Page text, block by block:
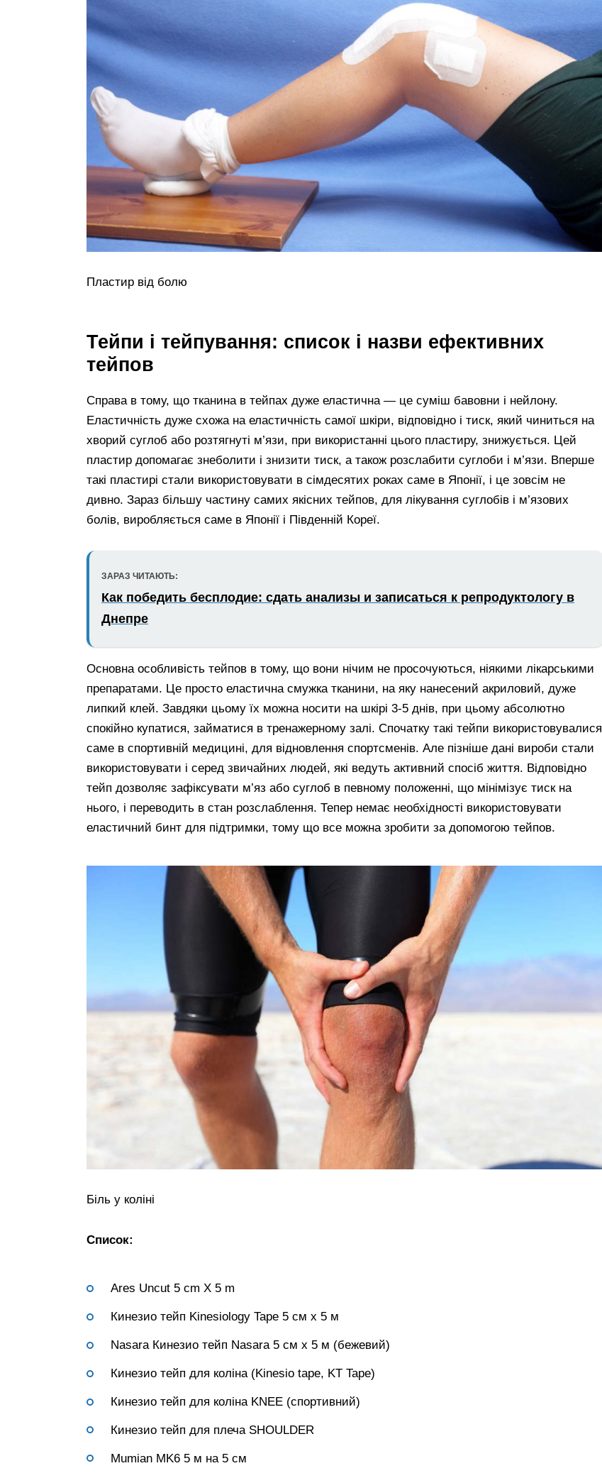
Пластир від болю
Тейпи і тейпування: список і назви ефективних
тейпов
Справа в тому, що тканина в тейпах дуже еластична — це суміш бавовни і нейлону.
Еластичність дуже схожа на еластичність самої шкіри, відповідно і тиск, який чиниться на
хворий суглоб або розтягнуті м’язи, при використанні цього пластиру, знижується. Цей
пластир допомагає знеболити і знизити тиск, а також розслабити суглоби і м’язи. Вперше
такі пластирі стали використовувати в сімдесятих роках саме в Японії, і це зовсім не
дивно. Зараз більшу частину самих якісних тейпов, для лікування суглобів і м’язових
болів, виробляється саме в Японії і Південній Кореї.
ЗАРАЗ ЧИТАЮТЬ:
Как победить бесплодие: сдать анализы и записаться к репродуктологу в
Днепре
Основна особливість тейпов в тому, що вони нічим не просочуються, ніякими лікарськими
препаратами. Це просто еластична смужка тканини, на яку нанесений акриловий, дуже
липкий клей. Завдяки цьому їх можна носити на шкірі 3-5 днів, при цьому абсолютно
спокійно купатися, займатися в тренажерному залі. Спочатку такі тейпи використовувалися
саме в спортивній медицині, для відновлення спортсменів. Але пізніше дані вироби стали
використовувати і серед звичайних людей, які ведуть активний спосіб життя. Відповідно
тейп дозволяє зафіксувати м’яз або суглоб в певному положенні, що мінімізує тиск на
нього, і переводить в стан розслаблення. Тепер немає необхідності використовувати
еластичний бинт для підтримки, тому що все можна зробити за допомогою тейпов.
Біль у коліні
Список:
Ares Uncut 5 cm X 5 m
Кинезио тейп Kinesiology Tape 5 см х 5 м
Nasara Кинезио тейп Nasara 5 см х 5 м (бежевий)
Кинезио тейп для коліна (Kinesio tape, KT Tape)
Кинезио тейп для коліна KNEE (спортивний)
Кинезио тейп для плеча SHOULDER
Mumian MK6 5 м на 5 см